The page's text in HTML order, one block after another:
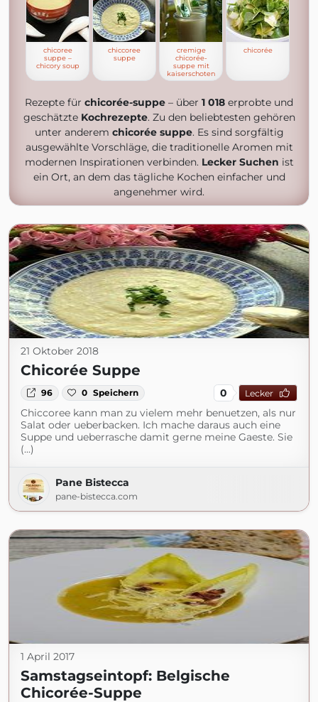
chicoree
suppe –
chicory soup
chiccoree
suppe
cremige
chicorée-
suppe mit
kaiserschoten
chicorée
Rezepte für chicorée-suppe – über 1 018 erprobte und
geschätzte Kochrezepte. Zu den beliebtesten gehören
unter anderem chicorée suppe. Es sind sorgfältig
ausgewählte Vorschläge, die traditionelle Aromen mit
modernen Inspirationen verbinden. Lecker Suchen ist
ein Ort, an dem das tägliche Kochen einfacher und
angenehmer wird.
21 Oktober 2018
Chicorée Suppe
96 0 Speichern 0 Lecker
Chiccoree kann man zu vielem mehr benuetzen, als nur
Salat oder ueberbacken. Ich mache daraus auch eine
Suppe und ueberrasche damit gerne meine Gaeste. Sie
(...)
Pane Bistecca
pane-bistecca.com
1 April 2017
Samstagseintopf: Belgische
Chicorée-Suppe